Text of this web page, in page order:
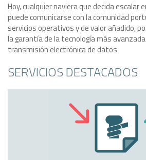
Hoy, cualquier naviera que decida escalar
puede comunicarse con la comunidad
servicios operativos y de valor añadido,
la garantía de la tecnología más
transmisión electrónica de datos
SERVICIOS DESTACADOS